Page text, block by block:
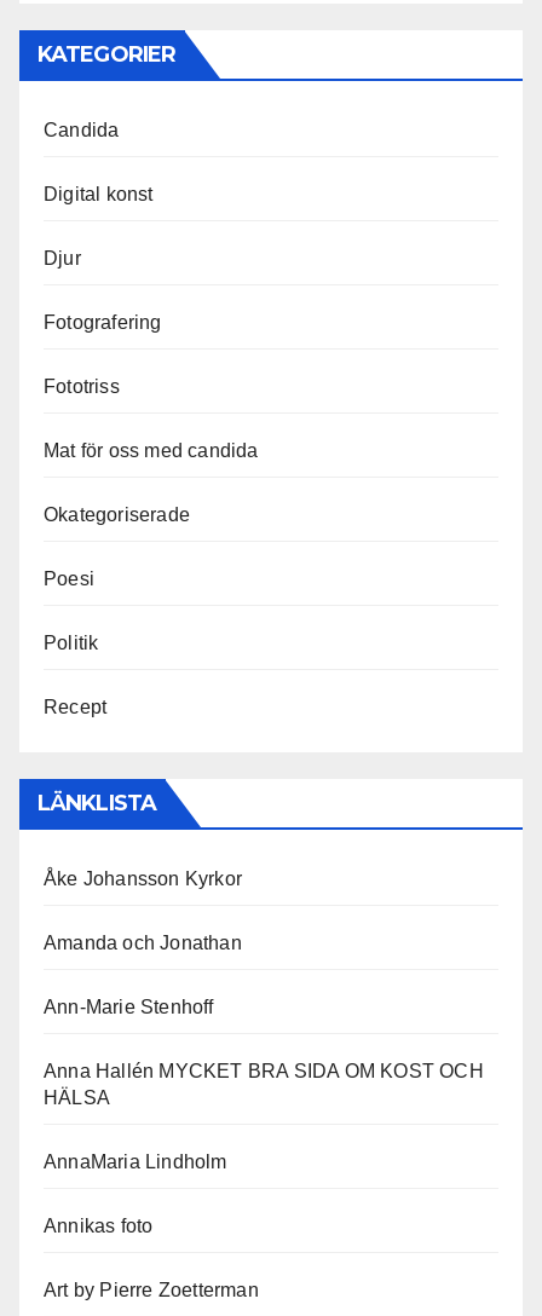
KATEGORIER
Candida
Digital konst
Djur
Fotografering
Fototriss
Mat för oss med candida
Okategoriserade
Poesi
Politik
Recept
LÄNKLISTA
Åke Johansson Kyrkor
Amanda och Jonathan
Ann-Marie Stenhoff
Anna Hallén MYCKET BRA SIDA OM KOST OCH
HÄLSA
AnnaMaria Lindholm
Annikas foto
Art by Pierre Zoetterman